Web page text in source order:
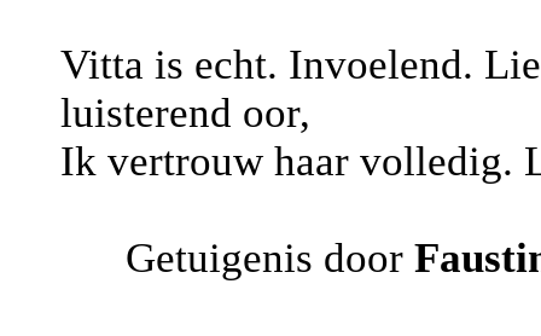
Vitta is echt. Invoelend.
luisterend oor,
Ik vertrouw haar volledig.
Getuigenis door